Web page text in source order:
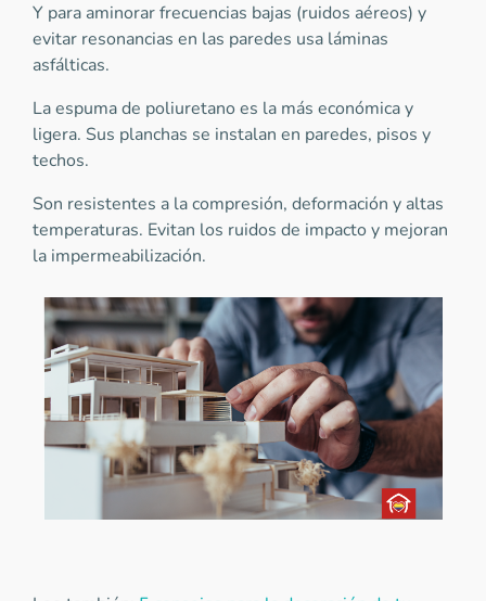
Y para aminorar frecuencias bajas (ruidos aéreos) y
evitar resonancias en las paredes usa láminas
asfálticas.
La espuma de poliuretano es la más económica y
ligera. Sus planchas se instalan en paredes, pisos y
techos.
Son resistentes a la compresión, deformación y altas
temperaturas. Evitan los ruidos de impacto y mejoran
la impermeabilización.